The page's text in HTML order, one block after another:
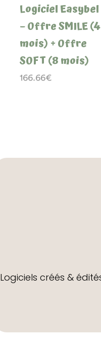
Logiciel Easybel
– Offre SMILE (4
mois) + Offre
SOFT (8 mois)
166.66€
Logiciels créés &